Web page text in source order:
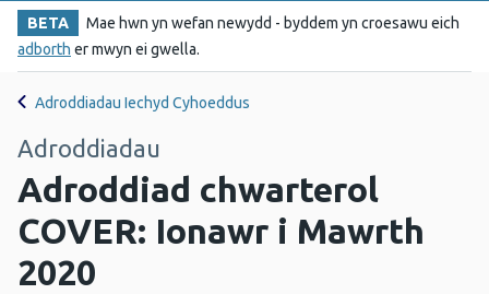
BETA
Mae hwn yn wefan newydd - byddem yn croesawu eich
adborth er mwyn ei gwella.
Adroddiadau Iechyd Cyhoeddus
Adroddiadau
Adroddiad chwarterol
COVER: Ionawr i Mawrth
2020